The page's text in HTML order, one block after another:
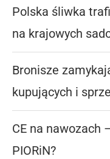
Polska śliwka
na krajowych
Bronisze
kupujących i
CE na nawozach
PIORiN?